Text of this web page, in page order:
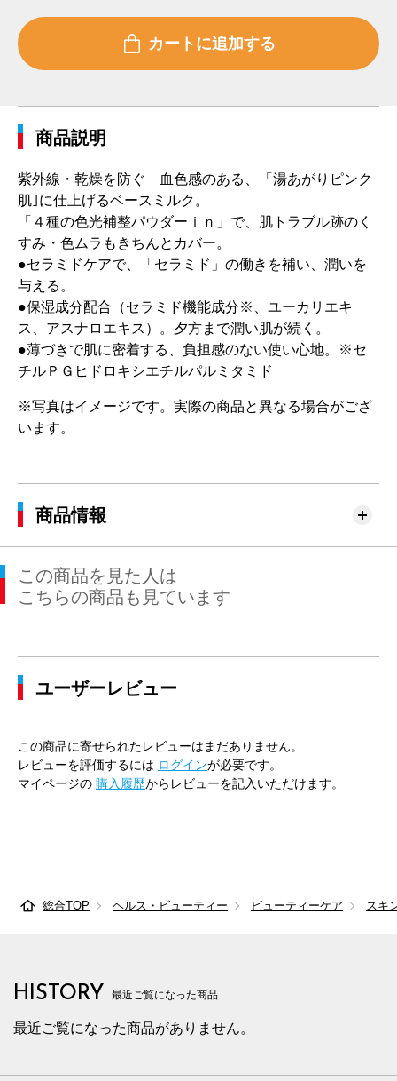
商品説明
紫外線・乾燥を防ぐ 血色感のある、「湯あがりピンク
肌｣に仕上げるベースミルク。
「４種の色光補整パウダーｉｎ」で、肌トラブル跡のく
すみ・色ムラもきちんとカバー。
●セラミドケアで、「セラミド」の働きを補い、潤いを
与える。
●保湿成分配合（セラミド機能成分※、ユーカリエキ
ス、アスナロエキス）。夕方まで潤い肌が続く。
●薄づきで肌に密着する、負担感のない使い心地。※セ
チルＰＧヒドロキシエチルパルミタミド
※写真はイメージです。実際の商品と異なる場合がござ
います。
商品情報
この商品を見た人は
こちらの商品も見ています
ユーザーレビュー
この商品に寄せられたレビューはまだありません。
レビューを評価するには ログインが必要です。
マイページの 購入履歴からレビューを記入いただけます。
総合TOP ヘルス・ビューティー ビューティーケア スキ
HISTORY 最近ご覧になった商品
最近ご覧になった商品がありません。